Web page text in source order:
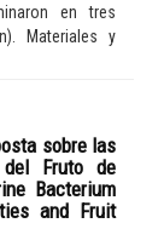
en tres
Materiales y
sobre las
del Fruto de
Bacterium
and Fruit